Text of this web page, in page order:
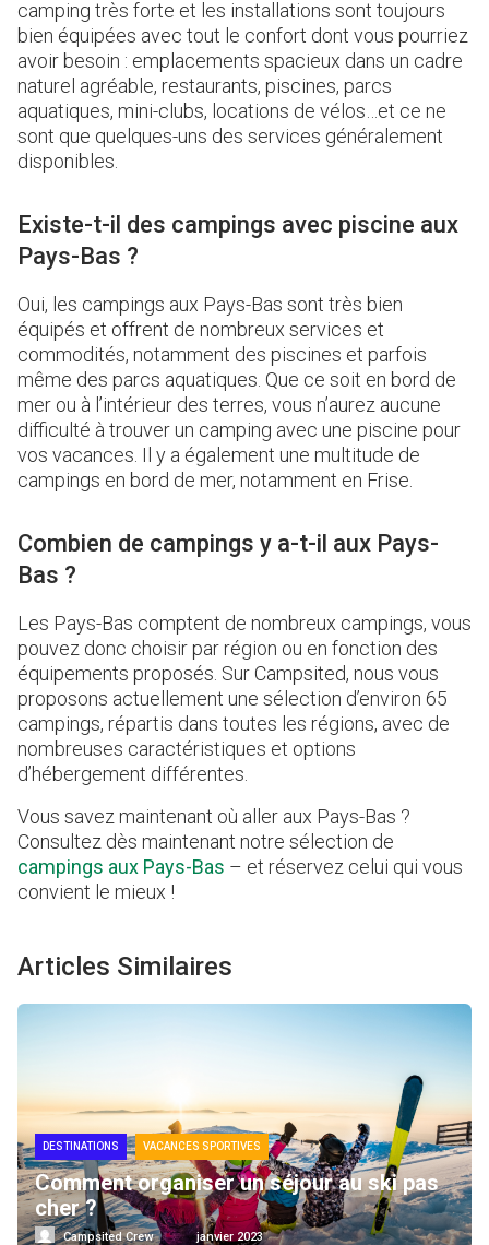
camping très forte et les installations sont toujours
bien équipées avec tout le confort dont vous pourriez
avoir besoin : emplacements spacieux dans un cadre
naturel agréable, restaurants, piscines, parcs
aquatiques, mini-clubs, locations de vélos…et ce ne
sont que quelques-uns des services généralement
disponibles.
Existe-t-il des campings avec piscine aux
Pays-Bas ?
Oui, les campings aux Pays-Bas sont très bien
équipés et offrent de nombreux services et
commodités, notamment des piscines et parfois
même des parcs aquatiques. Que ce soit en bord de
mer ou à l’intérieur des terres, vous n’aurez aucune
difficulté à trouver un camping avec une piscine pour
vos vacances. Il y a également une multitude de
campings en bord de mer, notamment en Frise.
Combien de campings y a-t-il aux Pays-
Bas ?
Les Pays-Bas comptent de nombreux campings, vous
pouvez donc choisir par région ou en fonction des
équipements proposés. Sur Campsited, nous vous
proposons actuellement une sélection d’environ 65
campings, répartis dans toutes les régions, avec de
nombreuses caractéristiques et options
d’hébergement différentes.
Vous savez maintenant où aller aux Pays-Bas ?
Consultez dès maintenant notre sélection de
campings aux Pays-Bas – et réservez celui qui vous
convient le mieux !
Articles Similaires
DESTINATIONS VACANCES SPORTIVES
Comment organiser un séjour au ski pas
cher ?
Campsited Crew janvier 2023